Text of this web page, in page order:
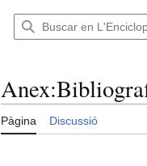
Pàgina Discussió